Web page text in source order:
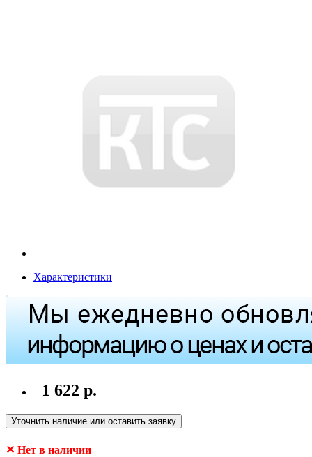
Характеристики
1 622 р.
Уточнить наличие или оставить заявку
✕ Нет в наличии